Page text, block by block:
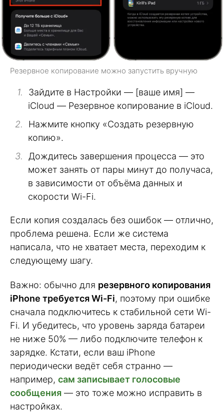
Резервное копирование можно запустить вручную
Зайдите в Настройки — [ваше имя] —
iCloud — Резервное копирование в iCloud.
Нажмите кнопку «Создать резервную
копию».
Дождитесь завершения процесса — это
может занять от пары минут до получаса,
в зависимости от объёма данных и
скорости Wi-Fi.
Если копия создалась без ошибок — отлично,
проблема решена. Если же система
написала, что не хватает места, переходим к
следующему шагу.
Важно: обычно для резервного копирования
iPhone требуется Wi-Fi, поэтому при ошибке
сначала подключитесь к стабильной сети Wi-
Fi. И убедитесь, что уровень заряда батареи
не ниже 50% — либо подключите телефон к
зарядке. Кстати, если ваш iPhone
периодически ведёт себя странно —
например, сам записывает голосовые
сообщения — это тоже можно исправить в
настройках.